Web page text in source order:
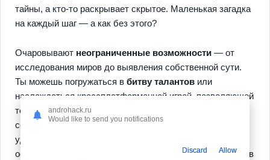
тайны, а кто-то раскрывает скрытое. Маленькая загадка
на каждый шаг — а как без этого?
Очаровывают неограниченные возможности — от
исследования миров до выявления собственной сути.
Ты можешь погружаться в битву талантов или
наслаждаться кроссплатформенной игрой, позволяющей
тебе возвращаться в любое время, даже если ты не в
сети. Попробуй раз и еще раз — вдруг откроешь что-то
удивительное или потерянное? Очки прокачки тебя не
оставят в покое. Ну, как тебе такое приключение — готов
androhack.ru
Would like to send you notifications
Discard Allow